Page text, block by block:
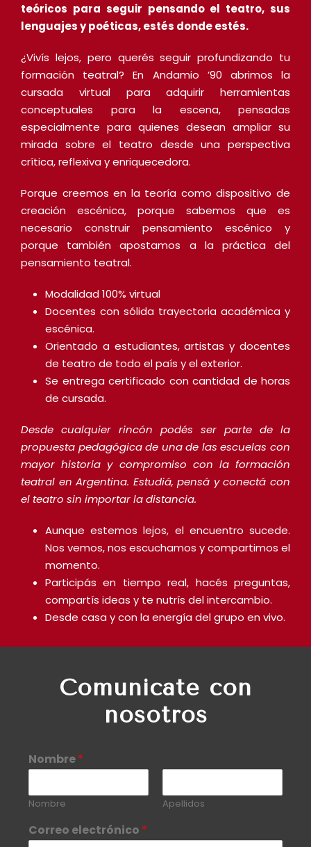
teóricos para seguir pensando el teatro, sus
lenguajes y poéticas, estés donde estés.
¿Vivís lejos, pero querés seguir profundizando tu
formación teatral? En Andamio ’90 abrimos la
cursada virtual para adquirir herramientas
conceptuales para la escena, pensadas
especialmente para quienes desean ampliar su
mirada sobre el teatro desde una perspectiva
crítica, reflexiva y enriquecedora.
Porque creemos en la teoría como dispositivo de
creación escénica, porque sabemos que es
necesario construir pensamiento escénico y
porque también apostamos a la práctica del
pensamiento teatral.
Modalidad 100% virtual
Docentes con sólida trayectoria académica y
escénica.
Orientado a estudiantes, artistas y docentes
de teatro de todo el país y el exterior.
Se entrega certificado con cantidad de horas
de cursada.
Desde cualquier rincón podés ser parte de la
propuesta pedagógica de una de las escuelas con
mayor historia y compromiso con la formación
teatral en Argentina. Estudiá, pensá y conectá con
el teatro sin importar la distancia.
Aunque estemos lejos, el encuentro sucede.
Nos vemos, nos escuchamos y compartimos el
momento.
Participás en tiempo real, hacés preguntas,
compartís ideas y te nutrís del intercambio.
Desde casa y con la energía del grupo en vivo.
Comunicate con
nosotros
Nombre*
Nombre Apellidos
Correo electrónico *